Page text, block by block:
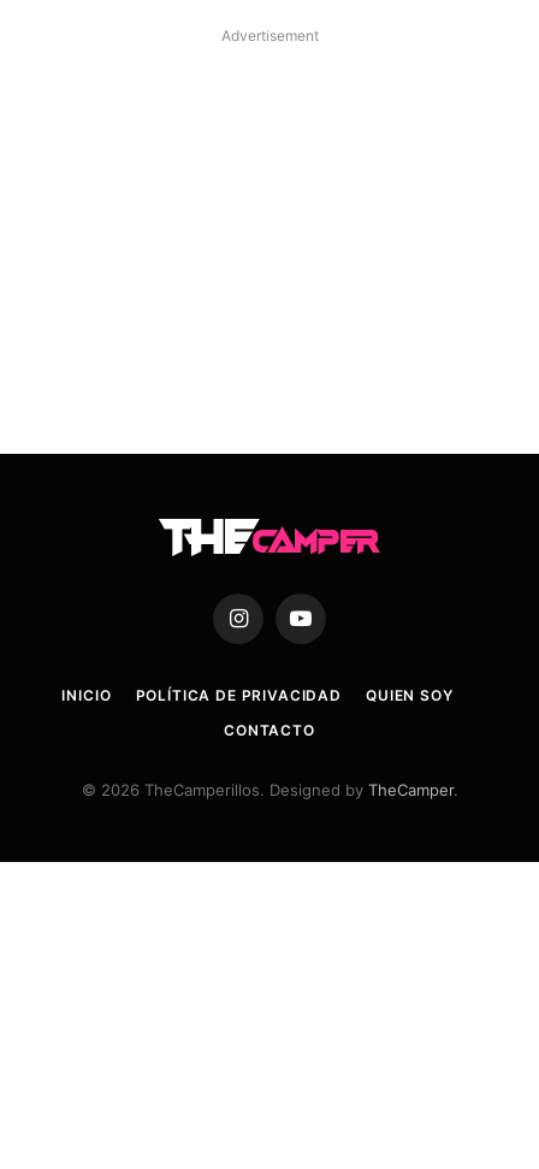
Advertisement
InstagramYouTube
INICIO POLÍTICA DE PRIVACIDAD
QUIEN SOY
CONTACTO
© 2026 TheCamperillos. Designed by TheCamper.